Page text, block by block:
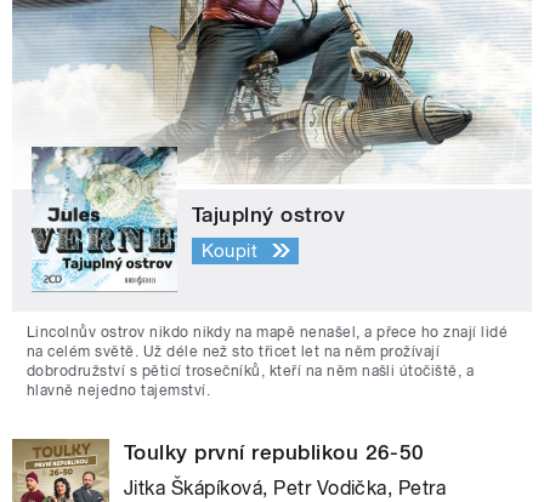
Tajuplný ostrov
Koupit
Lincolnův ostrov nikdo nikdy na mapě nenašel, a přece ho znají lidé
na celém světě. Už déle než sto třicet let na něm prožívají
dobrodružství s pěticí trosečníků, kteří na něm našli útočiště, a
hlavně nejedno tajemství.
Toulky první republikou 26-50
Jitka Škápíková, Petr Vodička, Petra